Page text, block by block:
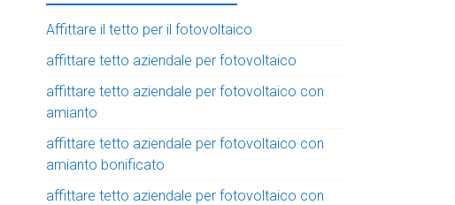
Affittare il tetto per il fotovoltaico
affittare tetto aziendale per fotovoltaico
affittare tetto aziendale per fotovoltaico con
amianto
affittare tetto aziendale per fotovoltaico con
amianto bonificato
affittare tetto aziendale per fotovoltaico con